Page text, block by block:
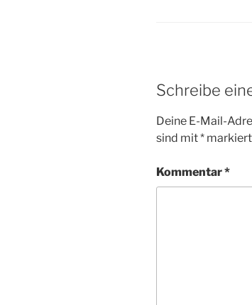
Schreibe
Deine E-Mail-
sind mit* markiert
Kommentar*